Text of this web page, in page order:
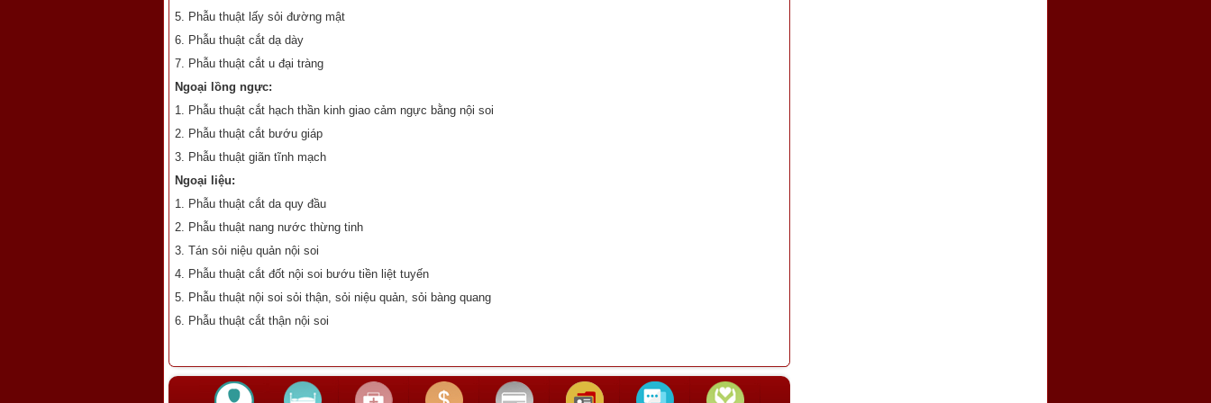
5. Phẫu thuật lấy sỏi đường mật
6. Phẫu thuật cắt dạ dày
7. Phẫu thuật cắt u đại tràng
Ngoại lồng ngực:
1. Phẫu thuật cắt hạch thần kinh giao cảm ngực bằng nội soi
2. Phẫu thuật cắt bướu giáp
3. Phẫu thuật giãn tĩnh mạch
Ngoại liệu:
1. Phẫu thuật cắt da quy đầu
2. Phẫu thuật nang nước thừng tinh
3. Tán sỏi niệu quản nội soi
4. Phẫu thuật cắt đốt nội soi bướu tiền liệt tuyến
5. Phẫu thuật nội soi sỏi thận, sỏi niệu quản, sỏi bàng quang
6. Phẫu thuật cắt thận nội soi